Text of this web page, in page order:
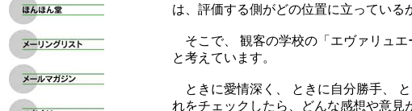
は、評価する側がどの位置に立っている
そこで、 観客の学校の「エヴァリュエ
と考えています。
ときに愛情深く、 ときに自分勝手、
れをチェックしたら、どんな感想や意